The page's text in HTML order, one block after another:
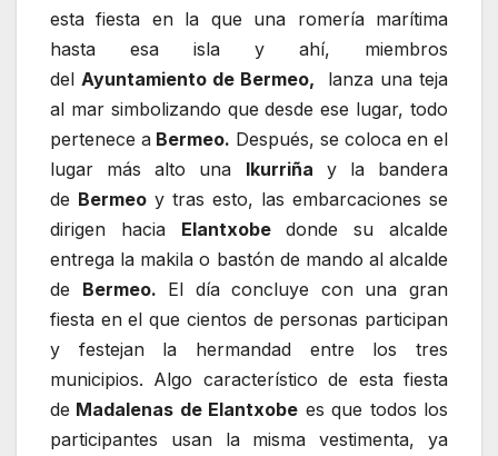
esta fiesta en la que una romería marítima
hasta esa isla y ahí, miembros
del Ayuntamiento de Bermeo, lanza una teja
al mar simbolizando que desde ese lugar, todo
pertenece a Bermeo. Después, se coloca en el
lugar más alto una Ikurriña y la bandera
de Bermeo y tras esto, las embarcaciones se
dirigen hacia Elantxobedonde su alcalde
entrega la makila o bastón de mando al alcalde
de Bermeo. El día concluye con una gran
fiesta en el que cientos de personas participan
y festejan la hermandad entre los tres
municipios. Algo característico de esta fiesta
de Madalenas de Elantxobe es que todos los
participantes usan la misma vestimenta, ya